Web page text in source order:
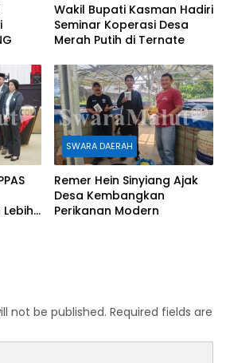
Wakil Bupati Kasman Hadiri
Seminar Koperasi Desa
Merah Putih di Ternate
SWARA DAERAH
Remer Hein Sinyiang Ajak
Desa Kembangkan
Perikanan Modern
not be published. Required fields are